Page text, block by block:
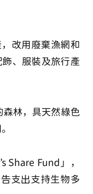
，改用廢棄漁網和
飾、服裝及旅行產
森林，具天然綠色
Share Fund」，
支出支持生物多